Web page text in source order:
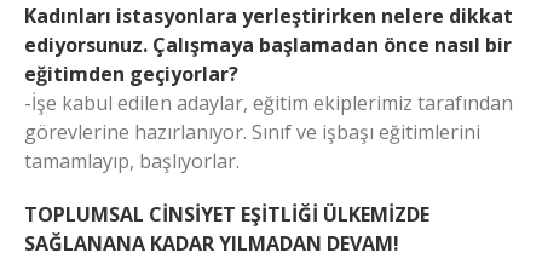
Kadınları istasyonlara yerleştirirken nelere dikkat
ediyorsunuz. Çalışmaya başlamadan önce nasıl bir
eğitimden geçiyorlar?
-İşe kabul edilen adaylar, eğitim ekiplerimiz tarafından
görevlerine hazırlanıyor. Sınıf ve işbaşı eğitimlerini
tamamlayıp, başlıyorlar.
TOPLUMSAL CİNSİYET EŞİTLİĞİ ÜLKEMİZDE
SAĞLANANA KADAR YILMADAN DEVAM!